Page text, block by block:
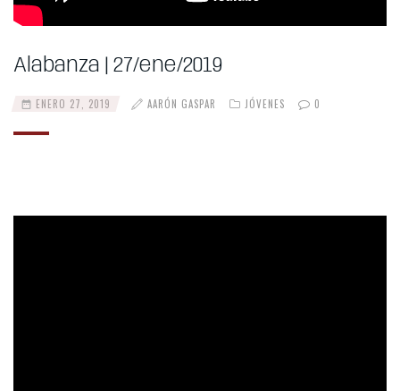
Alabanza | 27/ene/2019
ENERO 27, 2019 AARÓN GASPAR JÓVENES 0